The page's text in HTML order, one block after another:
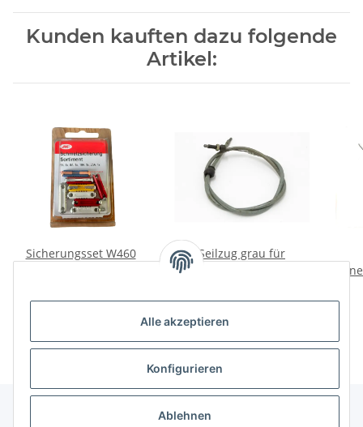
Alle akzeptieren
Konfigurieren
Ablehnen
Kunden kauften dazu folgende
Artikel:
Sicherungsset W460
Seilzug grau für
Zündung K750, M72.